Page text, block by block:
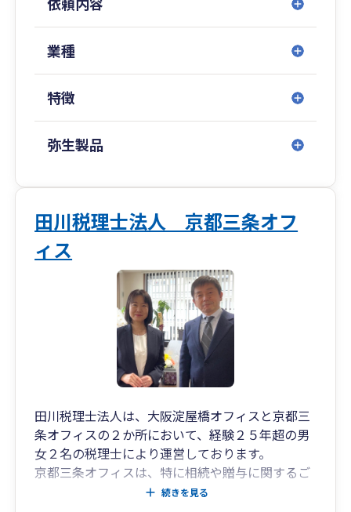
ことが可能です。
一度会わないと不安な方は、ご連絡のうえ、当社
までお越しください。
でご安心ください。
京都やその周辺の方のほか、全国どこからでも対
応可能です。
業種
特徴
弥生製品
田川税理士法人 京都三条オフ
ィス
田川税理士法人は、大阪淀屋橋オフィスと京都三
条オフィスの２か所において、経験２５年超の男
女２名の税理士により運営しております。
京都三条オフィスは、特に相続や贈与に関するご
相談や申告、個人事業や不動産オーナー、中小企
続きを見る